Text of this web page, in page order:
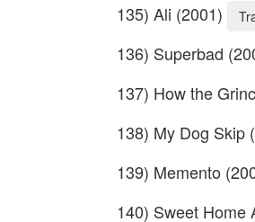
135) Ali (2001)
136) Superbad
137) How the
138) My Dog Skip
139) Memento
140) Sweet Home